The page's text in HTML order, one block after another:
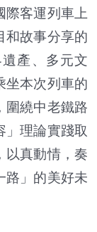
際客運列車上
和故事分享的
產、多元文
坐本次列車的
圍繞中老鐵路
」理論實踐取
以真動情，奏
路」的美好未